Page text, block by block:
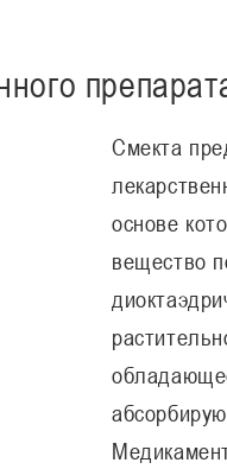
Смекта
основе
вещество